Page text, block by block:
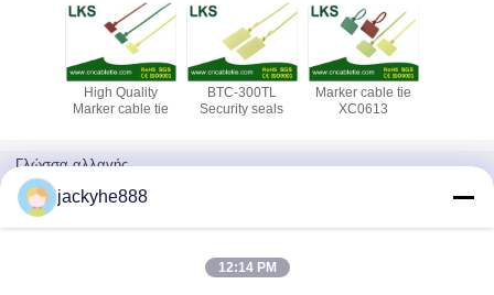
High Quality
Marker cable tie
BTC-300TL
Security seals
Marker cable tie
XC0613
Γλώσσα αλλαγής
Greek jackyhe888
12:14 PM